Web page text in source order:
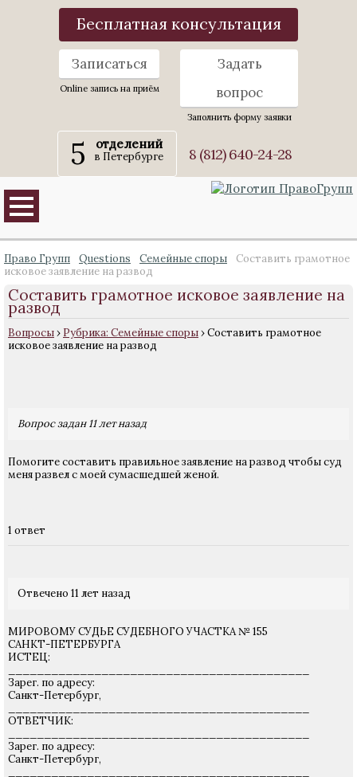
Бесплатная консультация
Записаться
Online запись на приём
Задать
вопрос
Заполнить форму заявки
5 отделений
в Петербурге 8 (812) 640-24-28
Право Групп Questions Семейные споры
Составить грамотное
исковое заявление на развод
Составить грамотное исковое заявление на
развод
Вопросы› Рубрика: Семейные споры›Составить грамотное
исковое заявление на развод
Вопрос задан 11 лет назад
Помогите составить правильное заявление на развод чтобы суд
меня развел с моей сумасшедшей женой.
1 ответ
Отвечено 11 лет назад
МИРОВОМУ СУДЬЕ СУДЕБНОГО УЧАСТКА № 155
САНКТ-ПЕТЕРБУРГА
ИСТЕЦ:
Зарег. по адресу:
Санкт-Петербург,
ОТВЕТЧИК:
Зарег. по адресу:
Санкт-Петербург,